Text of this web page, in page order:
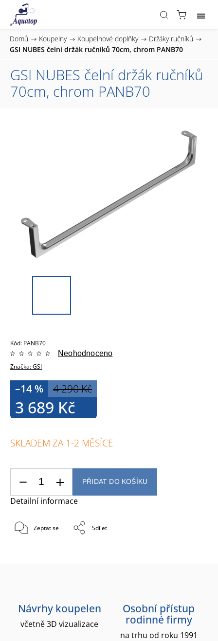
Domů / Koupelny / Koupelnové doplňky / Držáky ručníků /
GSI NUBES čelní držák ručníků 70cm, chrom PANB70
GSI NUBES čelní držák ručníků
70cm, chrom PANB70
Kód: PANB70
Značka:GSI
Neohodnoceno
4 290 Kč
–14 %
3 689 Kč
SKLADEM ZA 1-2 MĚSÍCE
PŘIDAT DO KOŠÍKU
Detailní informace
Zeptat se Sdílet
Návrhy koupelen
včetně 3D vizualizace
Osobní přístup
rodinné firmy
na trhu od roku 1991